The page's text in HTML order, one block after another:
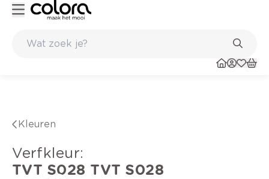
Kleuren
verfkleur:
TVT S028 TVT S028